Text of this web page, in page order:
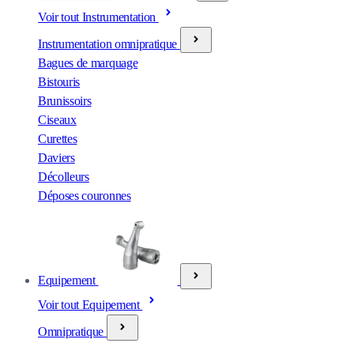
Voir tout Instrumentation
Instrumentation omnipratique
Bagues de marquage
Bistouris
Brunissoirs
Ciseaux
Curettes
Daviers
Décolleurs
Déposes couronnes
Equipement
Voir tout Equipement
Omnipratique